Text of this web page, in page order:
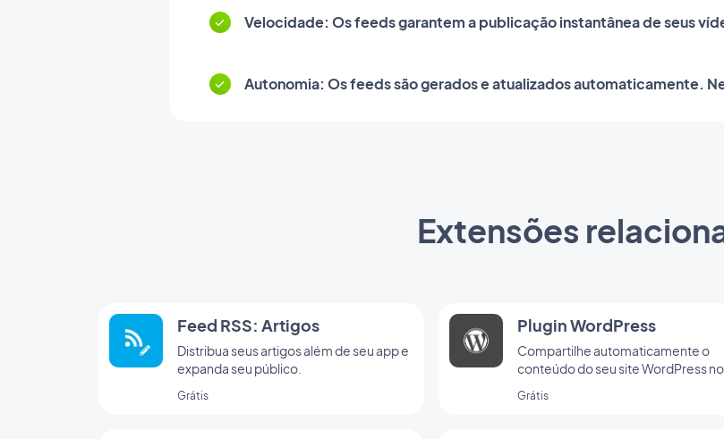
Velocidade: Os feeds garantem a publicação instantânea de seus
Autonomia: Os feeds são gerados e atualizados automaticamente.
Extensões
Feed RSS: Artigos
Distribua seus artigos além de seu app e
expanda seu público.
Grátis
Plugin WordPress
Compartilhe automaticamente o
conteúdo do seu site WordPress no
Wordpress
Grátis